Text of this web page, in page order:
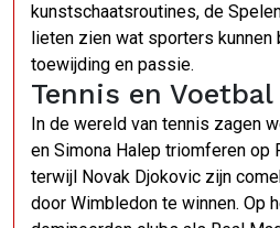
kunstschaatsroutines, de
lieten zien wat sporters kunnen
toewijding en passie.
Tennis en Voetbal
In de wereld van tennis zagen
en Simona Halep triomferen op
terwijl Novak Djokovic zijn
door Wimbledon te winnen. Op